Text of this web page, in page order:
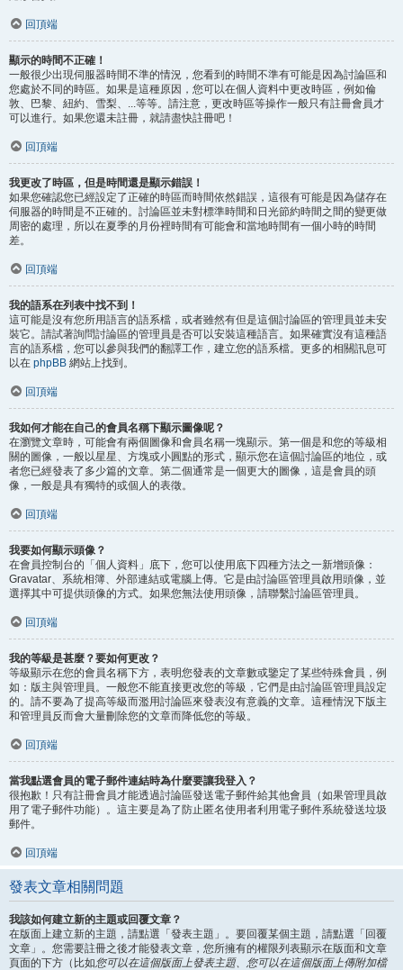
回頂端
顯示的時間不正確！
一般很少出現伺服器時間不準的情況，您看到的時間不準有可能是因為討論區和
您處於不同的時區。如果是這種原因，您可以在個人資料中更改時區，例如倫
敦、巴黎、紐約、雪梨、...等等。請注意，更改時區等操作一般只有註冊會員才
可以進行。如果您還未註冊，就請盡快註冊吧！
回頂端
我更改了時區，但是時間還是顯示錯誤！
如果您確認您已經設定了正確的時區而時間依然錯誤，這很有可能是因為儲存在
伺服器的時間是不正確的。討論區並未對標準時間和日光節約時間之間的變更做
周密的處理，所以在夏季的月份裡時間有可能會和當地時間有一個小時的時間
差。
回頂端
我的語系在列表中找不到！
這可能是沒有您所用語言的語系檔，或者雖然有但是這個討論區的管理員並未安
裝它。請試著詢問討論區的管理員是否可以安裝這種語言。如果確實沒有這種語
言的語系檔，您可以參與我們的翻譯工作，建立您的語系檔。更多的相關訊息可
以在 phpBB 網站上找到。
回頂端
我如何才能在自己的會員名稱下顯示圖像呢？
在瀏覽文章時，可能會有兩個圖像和會員名稱一塊顯示。第一個是和您的等級相
關的圖像，一般以星星、方塊或小圓點的形式，顯示您在這個討論區的地位，或
者您已經發表了多少篇的文章。第二個通常是一個更大的圖像，這是會員的頭
像，一般是具有獨特的或個人的表徵。
回頂端
我要如何顯示頭像？
在會員控制台的「個人資料」底下，您可以使用底下四種方法之一新增頭像：
Gravatar、系統相簿、外部連結或電腦上傳。它是由討論區管理員啟用頭像，並
選擇其中可提供頭像的方式。如果您無法使用頭像，請聯繫討論區管理員。
回頂端
我的等級是甚麼？要如何更改？
等級顯示在您的會員名稱下方，表明您發表的文章數或鑒定了某些特殊會員，例
如：版主與管理員。一般您不能直接更改您的等級，它們是由討論區管理員設定
的。請不要為了提高等級而濫用討論區來發表沒有意義的文章。這種情況下版主
和管理員反而會大量刪除您的文章而降低您的等級。
回頂端
當我點選會員的電子郵件連結時為什麼要讓我登入？
很抱歉！只有註冊會員才能透過討論區發送電子郵件給其他會員（如果管理員啟
用了電子郵件功能）。這主要是為了防止匿名使用者利用電子郵件系統發送垃圾
郵件。
回頂端
發表文章相關問題
我該如何建立新的主題或回覆文章？
在版面上建立新的主題，請點選「發表主題」。要回覆某個主題，請點選「回覆
文章」。您需要註冊之後才能發表文章，您所擁有的權限列表顯示在版面和文章
頁面的下方（比如您可以在這個版面上發表主題、您可以在這個版面上傳附加檔